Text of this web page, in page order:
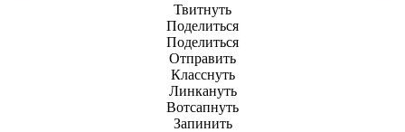
Твитнуть
Поделиться
Поделиться
Отправить
Класснуть
Линкануть
Вотсапнуть
Запинить